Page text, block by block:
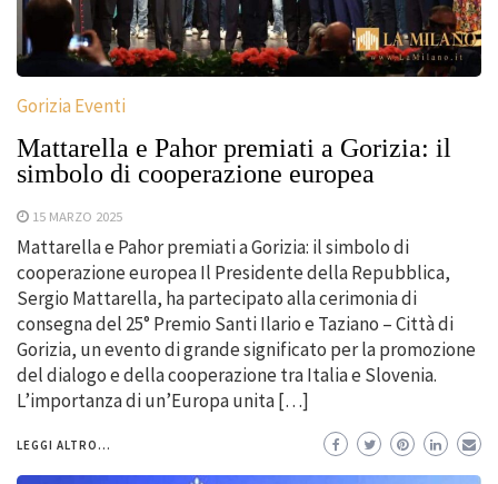
Gorizia Eventi
Mattarella e Pahor premiati a Gorizia: il
simbolo di cooperazione europea
15 MARZO 2025
Mattarella e Pahor premiati a Gorizia: il simbolo di
cooperazione europea Il Presidente della Repubblica,
Sergio Mattarella, ha partecipato alla cerimonia di
consegna del 25° Premio Santi Ilario e Taziano – Città di
Gorizia, un evento di grande significato per la promozione
del dialogo e della cooperazione tra Italia e Slovenia.
L’importanza di un’Europa unita […]
LEGGI ALTRO...